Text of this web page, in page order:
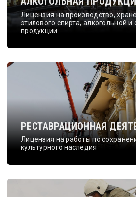
Лицензия на производство,
этилового спирта, алкогольной
продукции
РЕСТАВРАЦИОННАЯ
Лицензия на работы по
культурного наследия